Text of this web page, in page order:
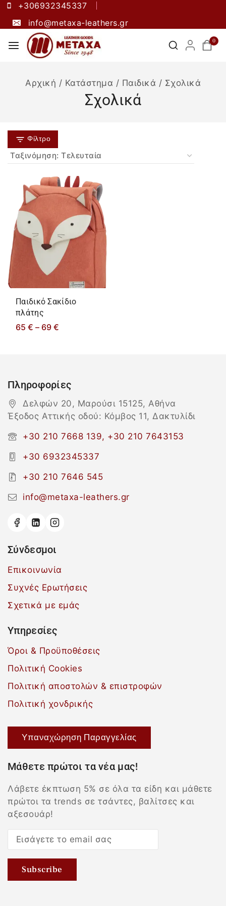
+306932345337
info@metaxa-leathers.gr
0
Αρχική / Κατάστημα / Παιδικά / Σχολικά
Σχολικά
Φίλτρο
Παιδικό Σακίδιο
πλάτης
65 € – 69 €
Πληροφορίες
Δελφών 20, Μαρούσι 15125, Αθήνα
Έξοδος Αττικής οδού: Κόμβος 11, Δακτυλίδι
+30 210 7668 139, +30 210 7643153
+30 6932345337
+30 210 7646 545
info@metaxa-leathers.gr
Σύνδεσμοι
Επικοινωνία
Συχνές Ερωτήσεις
Σχετικά με εμάς
Υπηρεσίες
Όροι & Προϋποθέσεις
Πολιτική Cookies
Πολιτική αποστολών & επιστροφών
Πολιτική χονδρικής
Υπαναχώρηση Παραγγελίας
Μάθετε πρώτοι τα νέα μας!
Λάβετε έκπτωση 5% σε όλα τα είδη και μάθετε
πρώτοι τα trends σε τσάντες, βαλίτσες και
αξεσουάρ!